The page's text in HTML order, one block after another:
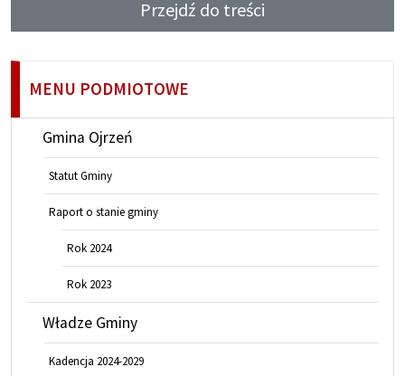
Przejdź do treści
MENU PODMIOTOWE
Gmina Ojrzeń
Statut Gminy
Raport o stanie gminy
Rok 2024
Rok 2023
Władze Gminy
Kadencja 2024-2029